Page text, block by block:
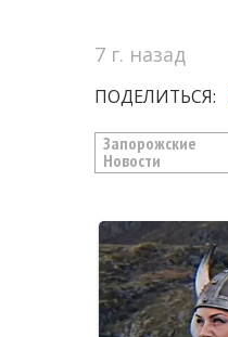
7 г. назад
ПОДЕЛИТЬСЯ:
Запорожские
Новости